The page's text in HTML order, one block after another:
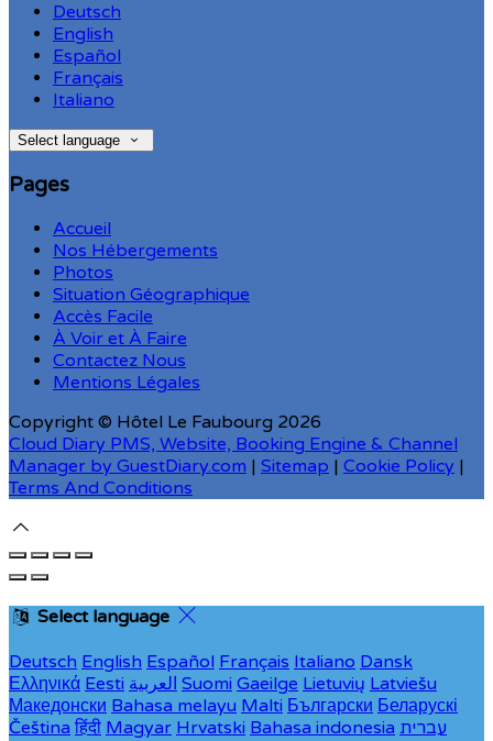
Deutsch
English
Español
Français
Italiano
Select language
Pages
Accueil
Nos Hébergements
Photos
Situation Géographique
Accès Facile
À Voir et À Faire
Contactez Nous
Mentions Légales
Copyright © Hôtel Le Faubourg 2026
Cloud Diary PMS, Website, Booking Engine & Channel
Manager by GuestDiary.com | Sitemap | Cookie Policy |
Terms And Conditions
Select language
Deutsch English Español Français Italiano Dansk
Ελληνικά Eesti العربية Suomi Gaeilge Lietuvių Latviešu
Македонски Bahasa melayu Malti Български Беларускі
Čeština हिंदी Magyar Hrvatski Bahasa indonesia עברית